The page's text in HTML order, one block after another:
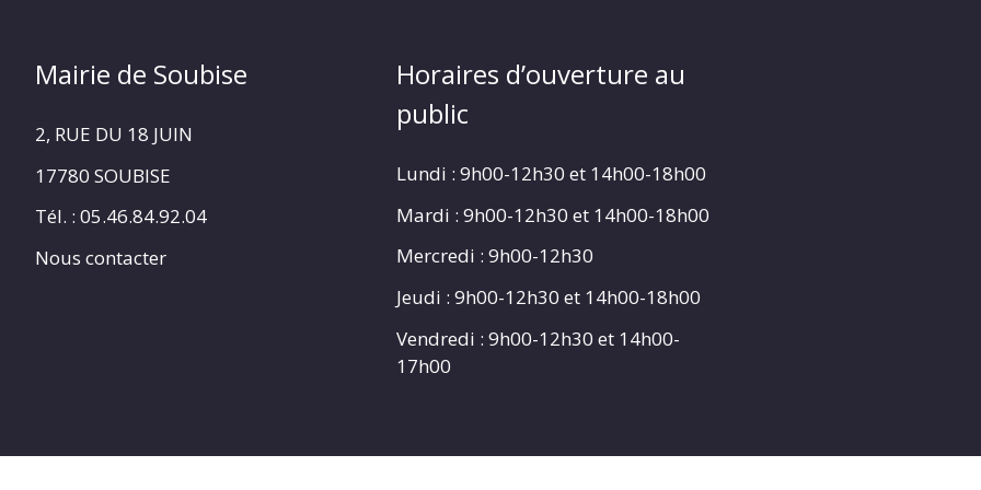
Mairie de Soubise
2, RUE DU 18 JUIN
17780 SOUBISE
Tél. : 05.46.84.92.04
Nous contacter
Horaires d’ouverture au
public
Lundi : 9h00-12h30 et 14h00-18h00
Mardi : 9h00-12h30 et 14h00-18h00
Mercredi : 9h00-12h30
Jeudi : 9h00-12h30 et 14h00-18h00
Vendredi : 9h00-12h30 et 14h00-
17h00